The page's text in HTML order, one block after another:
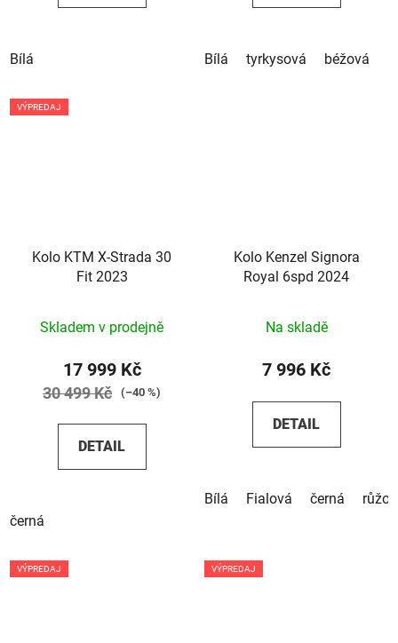
Bílá Bílá tyrkysová béžová
VÝPREDAJ
Kolo KTM X-Strada 30
Fit 2023
Skladem v prodejně
17 999 Kč
30 499 Kč (–40 %)
DETAIL
černá
Kolo Kenzel Signora
Royal 6spd 2024
Na skladě
7 996 Kč
DETAIL
Bílá Fialová černá
VÝPREDAJ VÝPREDAJ